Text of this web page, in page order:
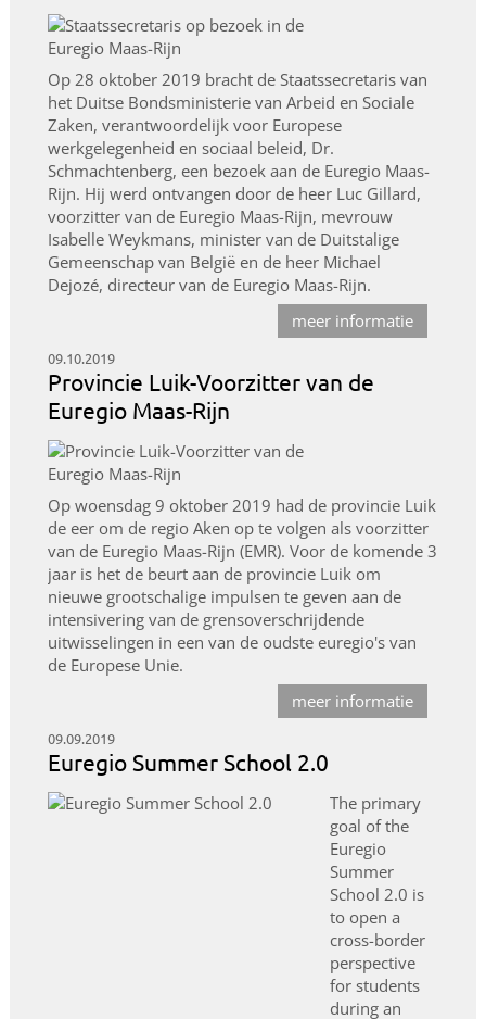
Op 28 oktober 2019 bracht de Staatssecretaris van
het Duitse Bondsministerie van Arbeid en Sociale
Zaken, verantwoordelijk voor Europese
werkgelegenheid en sociaal beleid, Dr.
Schmachtenberg, een bezoek aan de Euregio Maas-
Rijn. Hij werd ontvangen door de heer Luc Gillard,
voorzitter van de Euregio Maas-Rijn, mevrouw
Isabelle Weykmans, minister van de Duitstalige
Gemeenschap van België en de heer Michael
Dejozé, directeur van de Euregio Maas-Rijn.
meer informatie
09.10.2019
Provincie Luik-Voorzitter van de
Euregio Maas-Rijn
Op woensdag 9 oktober 2019 had de provincie Luik
de eer om de regio Aken op te volgen als voorzitter
van de Euregio Maas-Rijn (EMR). Voor de komende 3
jaar is het de beurt aan de provincie Luik om
nieuwe grootschalige impulsen te geven aan de
intensivering van de grensoverschrijdende
uitwisselingen in een van de oudste euregio's van
de Europese Unie.
meer informatie
09.09.2019
Euregio Summer School 2.0
The primary
goal of the
Euregio
Summer
School 2.0 is
to open a
cross-border
perspective
for students
during an